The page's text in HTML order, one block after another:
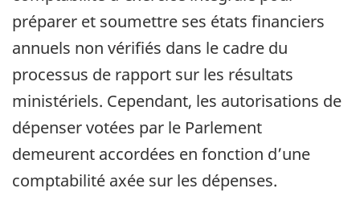
préparer et soumettre ses états financiers
annuels non vérifiés dans le cadre du
processus de rapport sur les résultats
ministériels. Cependant, les autorisations de
dépenser votées par le Parlement
demeurent accordées en fonction d’une
comptabilité axée sur les dépenses.